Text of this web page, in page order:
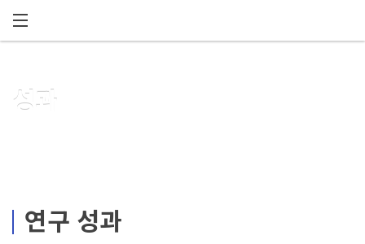
성과
연구 성과